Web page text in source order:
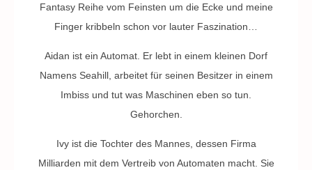
Fantasy Reihe vom Feinsten um die Ecke und meine
Finger kribbeln schon vor lauter Faszination…
Aidan ist ein Automat. Er lebt in einem kleinen Dorf
Namens Seahill, arbeitet für seinen Besitzer in einem
Imbiss und tut was Maschinen eben so tun.
Gehorchen.
Ivy ist die Tochter des Mannes, dessen Firma
Milliarden mit dem Vertreib von Automaten macht. Sie